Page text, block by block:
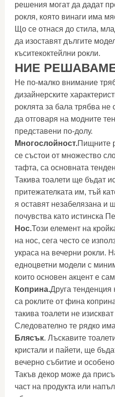
решения могат да дадат
рокля, която винаги има
Що се отнася до стила,
да изоставят дългите
къситекоктейлни рокли.
НИЕ
Не по-малко внимание
дизайнерските
роклята за бала трябва
да отговаря на модните
представени по-долу.
Многослойност.Пищните
се състои от множество
тафта, са основната
Такива тоалети ще бъдат
притежателката им, тъй
я оставят незабелязана и
почувства като истинска
Нос.Този елемент на
на нос, сега често се
украса на вечерни рокли.
едноцветни модели с
които основен акцент е
Коприна.Друга тенденция
са роклите от фина
такива тоалети не
Следователно те рядко
Блясък. Лъскавите
кристали и пайети, ще
вечерно събитие и
Такъв декор може да
част на продукта или